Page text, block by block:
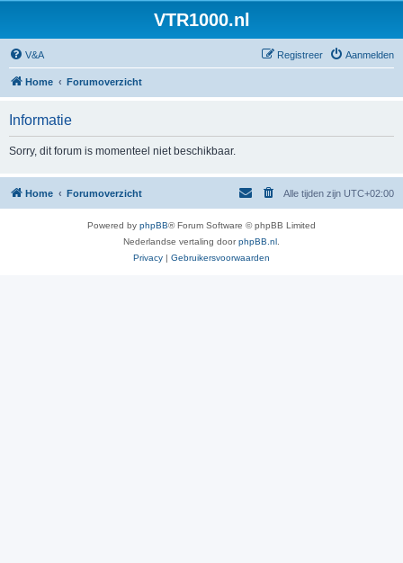
VTR1000.nl
V&A Aanmelden
Registreer
Home Forumoverzicht
Informatie
Sorry, dit forum is momenteel niet beschikbaar.
Home Forumoverzicht Alle tijden zijn UTC+02:00
Powered by phpBB® Forum Software © phpBB Limited
Nederlandse vertaling doorphpBB.nl
Privacy | Gebruikersvoorwaarden